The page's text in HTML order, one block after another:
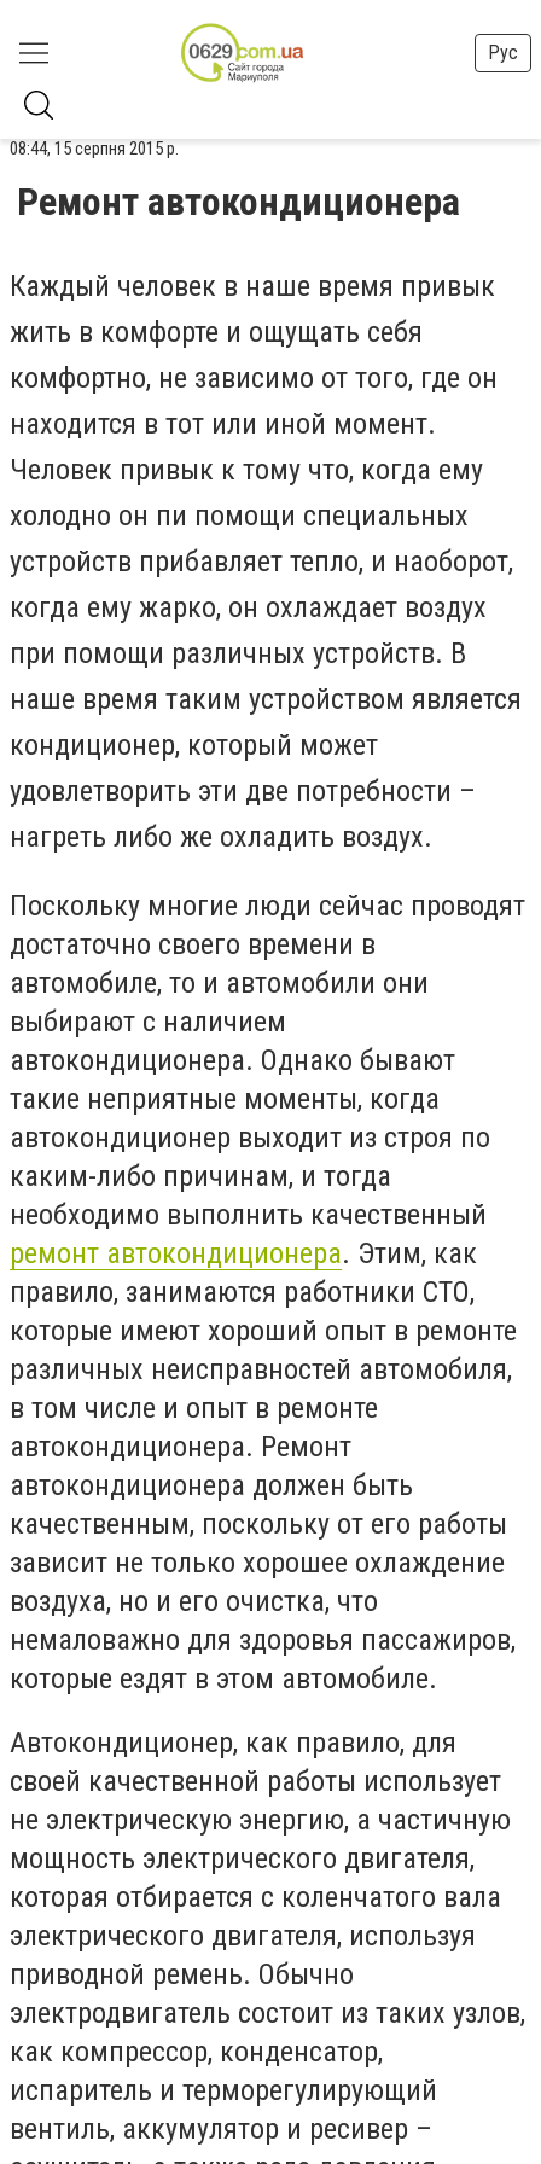
Рус
08:44, 15 серпня 2015 р.
Ремонт автокондиционера
Каждый человек в наше время привык
жить в комфорте и ощущать себя
комфортно, не зависимо от того, где он
находится в тот или иной момент.
Человек привык к тому что, когда ему
холодно он пи помощи специальных
устройств прибавляет тепло, и наоборот,
когда ему жарко, он охлаждает воздух
при помощи различных устройств. В
наше время таким устройством является
кондиционер, который может
удовлетворить эти две потребности –
нагреть либо же охладить воздух.
Поскольку многие люди сейчас проводят
достаточно своего времени в
автомобиле, то и автомобили они
выбирают с наличием
автокондиционера. Однако бывают
такие неприятные моменты, когда
автокондиционер выходит из строя по
каким-либо причинам, и тогда
необходимо выполнить качественный
ремонт автокондиционера. Этим, как
правило, занимаются работники СТО,
которые имеют хороший опыт в ремонте
различных неисправностей автомобиля,
в том числе и опыт в ремонте
автокондиционера. Ремонт
автокондиционера должен быть
качественным, поскольку от его работы
зависит не только хорошее охлаждение
воздуха, но и его очистка, что
немаловажно для здоровья пассажиров,
которые ездят в этом автомобиле.
Автокондиционер, как правило, для
своей качественной работы использует
не электрическую энергию, а частичную
мощность электрического двигателя,
которая отбирается с коленчатого вала
электрического двигателя, используя
приводной ремень. Обычно
электродвигатель состоит из таких узлов,
как компрессор, конденсатор,
испаритель и терморегулирующий
вентиль, аккумулятор и ресивер –